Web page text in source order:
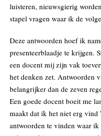
luisteren, nieuwsgierig
stapel vragen waar ik de
Deze antwoorden hoef ik
presenteerblaadje te krijgen.
een docent mij zijn vak
het denken zet. Antwoorden
belangrijker dan de zeven
Een goede docent boeit me
maakt dat ik het niet erg
antwoorden te vinden waar